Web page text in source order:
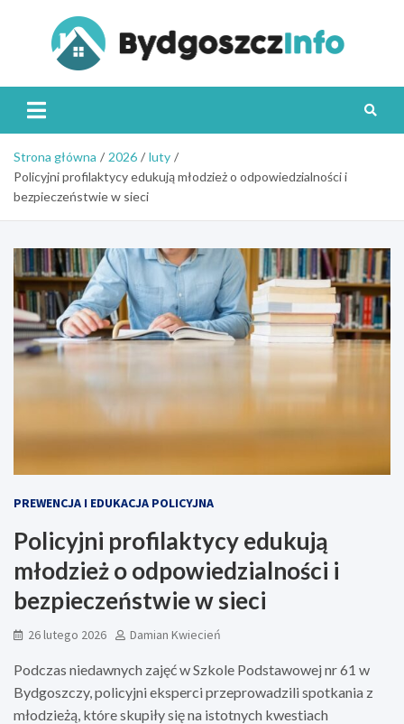
Strona główna 2026
luty
Policyjni profilaktycy edukują młodzież o odpowiedzialności i
bezpieczeństwie w sieci
PREWENCJA I EDUKACJA POLICYJNA
Policyjni profilaktycy edukują
młodzież o odpowiedzialności i
bezpieczeństwie w sieci
26 lutego 2026 Damian Kwiecień
Podczas niedawnych zajęć w Szkole Podstawowej nr 61 w
Bydgoszczy, policyjni eksperci przeprowadzili spotkania z
młodzieżą, które skupiły się na istotnych kwestiach